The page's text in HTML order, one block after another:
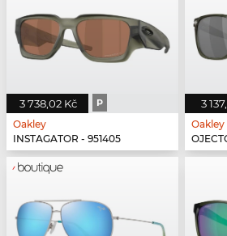
3 738,02 Kč P
Oakley
INSTAGATOR - 951405
3
Oakley